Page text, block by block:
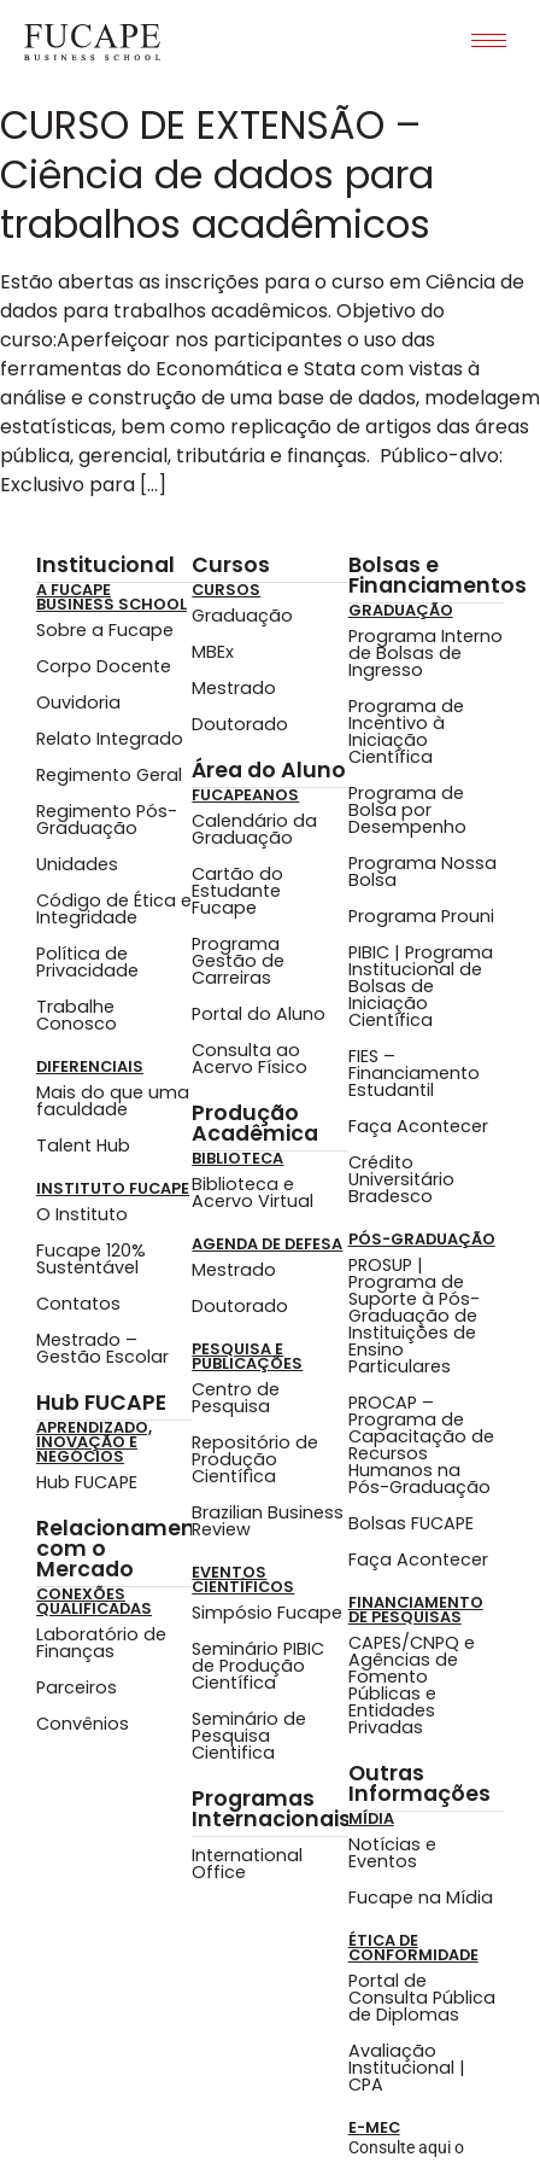
CURSO DE EXTENSÃO –
Ciência de dados para
trabalhos acadêmicos
Estão abertas as inscrições para o curso em Ciência de
dados para trabalhos acadêmicos. Objetivo do
curso:Aperfeiçoar nos participantes o uso das
ferramentas do Economática e Stata com vistas à
análise e construção de uma base de dados, modelagem
estatísticas, bem como replicação de artigos das áreas
pública, gerencial, tributária e finanças. Público-alvo:
Exclusivo para […]
Institucional
A FUCAPE
BUSINESS SCHOOL
Sobre a Fucape
Corpo Docente
Ouvidoria
Relato Integrado
Regimento Geral
Regimento Pós-
Graduação
Unidades
Código de Ética e
Integridade
Política de
Privacidade
Trabalhe
Conosco
DIFERENCIAIS
Mais do que uma
faculdade
Talent Hub
INSTITUTO FUCAPE
O Instituto
Fucape 120%
Sustentável
Contatos
Mestrado –
Gestão Escolar
Hub FUCAPE
APRENDIZADO,
INOVAÇÃO E
NEGÓCIOS
Hub FUCAPE
Relacionamento
com o
Mercado
CONEXÕES
QUALIFICADAS
Laboratório de
Finanças
Parceiros
Convênios
Cursos
CURSOS
Graduação
MBEx
Mestrado
Doutorado
Área do Aluno
FUCAPEANOS
Calendário da
Graduação
Cartão do
Estudante
Fucape
Programa
Gestão de
Carreiras
Portal do Aluno
Consulta ao
Acervo Físico
Produção
Acadêmica
BIBLIOTECA
Biblioteca e
Acervo Virtual
AGENDA DE DEFESA
Mestrado
Doutorado
PESQUISA E
PUBLICAÇÕES
Centro de
Pesquisa
Repositório de
Produção
Científica
Brazilian Business
Review
EVENTOS
CIENTÍFICOS
Simpósio Fucape
Seminário PIBIC
de Produção
Científica
Seminário de
Pesquisa
Cientifica
Programas
Internacionais
International
Office
Bolsas e
Financiamentos
GRADUAÇÃO
Programa Interno
de Bolsas de
Ingresso
Programa de
Incentivo à
Iniciação
Científica
Programa de
Bolsa por
Desempenho
Programa Nossa
Bolsa
Programa Prouni
PIBIC | Programa
Institucional de
Bolsas de
Iniciação
Científica
FIES –
Financiamento
Estudantil
Faça Acontecer
Crédito
Universitário
Bradesco
PÓS-GRADUAÇÃO
PROSUP |
Programa de
Suporte à Pós-
Graduação de
Instituições de
Ensino
Particulares
PROCAP –
Programa de
Capacitação de
Recursos
Humanos na
Pós-Graduação
Bolsas FUCAPE
Faça Acontecer
FINANCIAMENTO
DE PESQUISAS
CAPES/CNPQ e
Agências de
Fomento
Públicas e
Entidades
Privadas
Outras
Informações
MÍDIA
Notícias e
Eventos
Fucape na Mídia
ÉTICA DE
CONFORMIDADE
Portal de
Consulta Pública
de Diplomas
Avaliação
Institucional |
CPA
E-MEC
Consulte aqui o